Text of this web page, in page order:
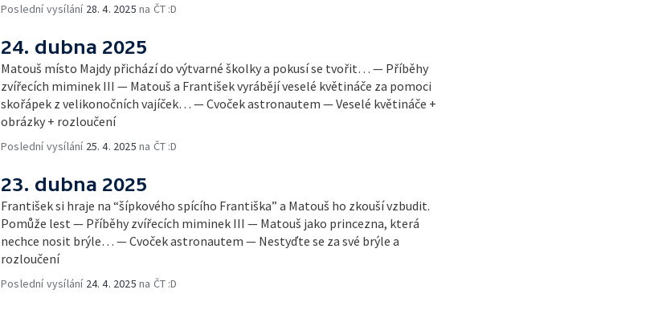
Poslední vysílání 28. 4. 2025 na ČT :D
24. dubna 2025
Matouš místo Majdy přichází do výtvarné školky a pokusí se tvořit… — Příběhy
zvířecích miminek III — Matouš a František vyrábějí veselé květináče za pomoci
skořápek z velikonočních vajíček… — Cvoček astronautem — Veselé květináče +
obrázky + rozloučení
Poslední vysílání 25. 4. 2025 na ČT :D
23. dubna 2025
František si hraje na “šípkového spícího Františka” a Matouš ho zkouší vzbudit.
Pomůže lest — Příběhy zvířecích miminek III — Matouš jako princezna, která
nechce nosit brýle… — Cvoček astronautem — Nestyďte se za své brýle a
rozloučení
Poslední vysílání 24. 4. 2025 na ČT :D